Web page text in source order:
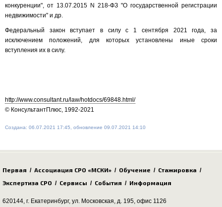
конкуренции", от 13.07.2015 N 218-ФЗ "О государственной регистрации
недвижимости" и др.
Федеральный закон вступает в силу с 1 сентября 2021 года, за
исключением положений, для которых установлены иные сроки
вступления их в силу.
http://www.consultant.ru/law/hotdocs/69848.html/
© КонсультантПлюс, 1992-2021
Создана: 06.07.2021 17:45, обновление 09.07.2021 14:10
Первая / Ассоциация СРО «МСКИ» / Обучение / Стажировка /
Экспертиза СРО / Сервисы / События / Информация
620144, г. Екатеринбург, ул. Московская, д. 195, офис 1126